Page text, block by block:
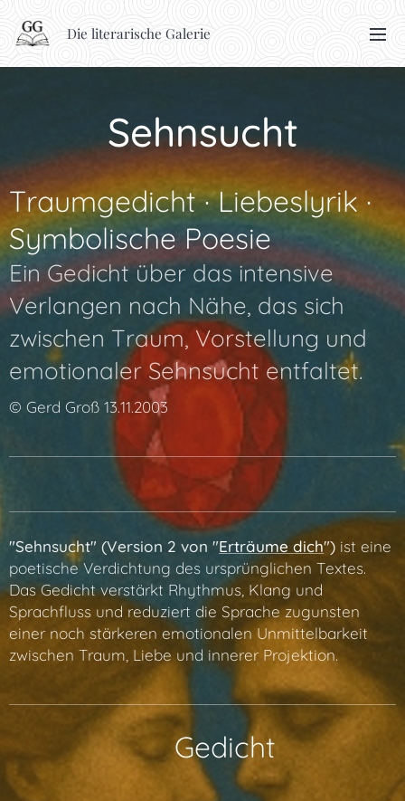
Die literarische Galerie
Sehnsucht
Traumgedicht · Liebeslyrik ·
Symbolische Poesie
Ein Gedicht über das intensive
Verlangen nach Nähe, das sich
zwischen Traum, Vorstellung und
emotionaler Sehnsucht entfaltet.
© Gerd Groß 13.11.2003
"Sehnsucht" (Version 2 von "Erträume dich") ist eine
poetische Verdichtung des ursprünglichen Textes.
Das Gedicht verstärkt Rhythmus, Klang und
Sprachfluss und reduziert die Sprache zugunsten
einer noch stärkeren emotionalen Unmittelbarkeit
zwischen Traum, Liebe und innerer Projektion.
📖 Gedicht